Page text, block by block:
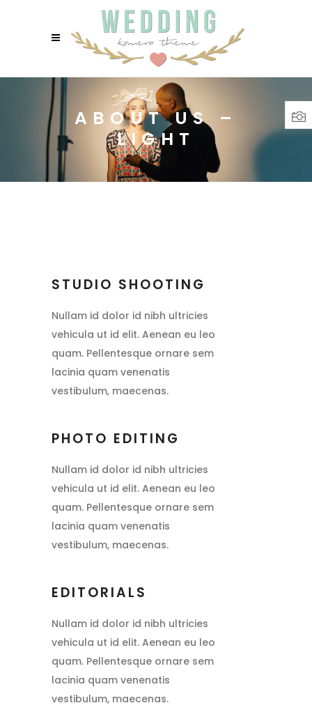
ABOUT US –
LIGHT
STUDIO SHOOTING
Nullam id dolor id nibh ultricies
vehicula ut id elit. Aenean eu leo
quam. Pellentesque ornare sem
lacinia quam venenatis
vestibulum, maecenas.
PHOTO EDITING
Nullam id dolor id nibh ultricies
vehicula ut id elit. Aenean eu leo
quam. Pellentesque ornare sem
lacinia quam venenatis
vestibulum, maecenas.
EDITORIALS
Nullam id dolor id nibh ultricies
vehicula ut id elit. Aenean eu leo
quam. Pellentesque ornare sem
lacinia quam venenatis
vestibulum, maecenas.